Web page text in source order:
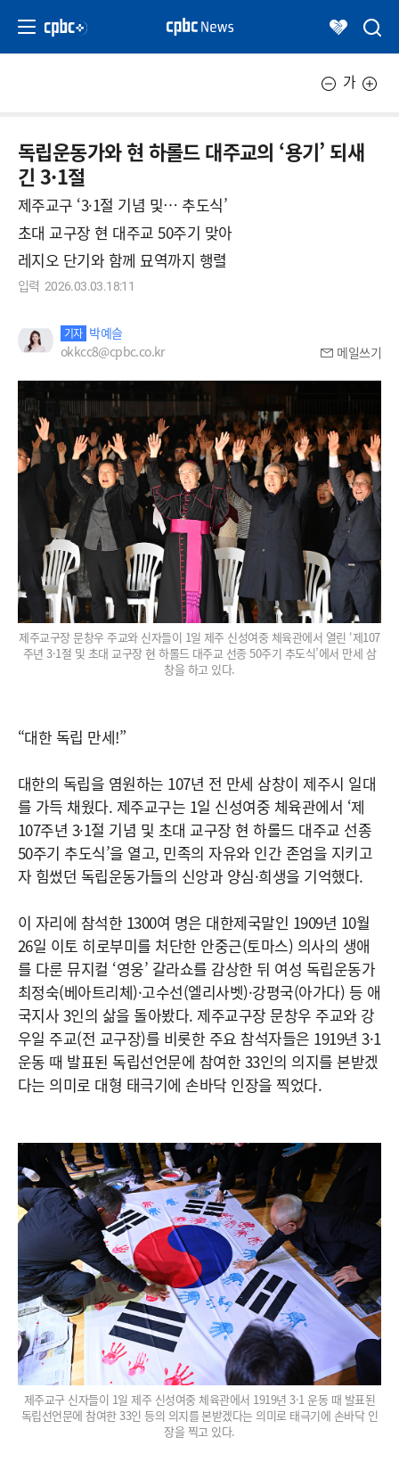
가
독립운동가와 현 하롤드 대주교의 ‘용기’ 되새
긴 3·1절
제주교구 ‘3·1절 기념 및… 추도식’
초대 교구장 현 대주교 50주기 맞아
레지오 단기와 함께 묘역까지 행렬
입력 2026.03.03.18:11
기자 박예슬
okkcc8@cpbc.co.kr
메일쓰기
제주교구장 문창우 주교와 신자들이 1일 제주 신성여중 체육관에서 열린 ‘제107
주년 3·1절 및 초대 교구장 현 하롤드 대주교 선종 50주기 추도식’에서 만세 삼
창을 하고 있다.
“대한 독립 만세!”
대한의 독립을 염원하는 107년 전 만세 삼창이 제주시 일대
를 가득 채웠다. 제주교구는 1일 신성여중 체육관에서 ‘제
107주년 3·1절 기념 및 초대 교구장 현 하롤드 대주교 선종
50주기 추도식’을 열고, 민족의 자유와 인간 존엄을 지키고
자 힘썼던 독립운동가들의 신앙과 양심·희생을 기억했다.
이 자리에 참석한 1300여 명은 대한제국말인 1909년 10월
26일 이토 히로부미를 처단한 안중근(토마스) 의사의 생애
를 다룬 뮤지컬 ‘영웅’ 갈라쇼를 감상한 뒤 여성 독립운동가
최정숙(베아트리체)·고수선(엘리사벳)·강평국(아가다) 등 애
국지사 3인의 삶을 돌아봤다. 제주교구장 문창우 주교와 강
우일 주교(전 교구장)를 비롯한 주요 참석자들은 1919년 3·1
운동 때 발표된 독립선언문에 참여한 33인의 의지를 본받겠
다는 의미로 대형 태극기에 손바닥 인장을 찍었다.
제주교구 신자들이 1일 제주 신성여중 체육관에서 1919년 3·1 운동 때 발표된
독립선언문에 참여한 33인 등의 의지를 본받겠다는 의미로 태극기에 손바닥 인
장을 찍고 있다.